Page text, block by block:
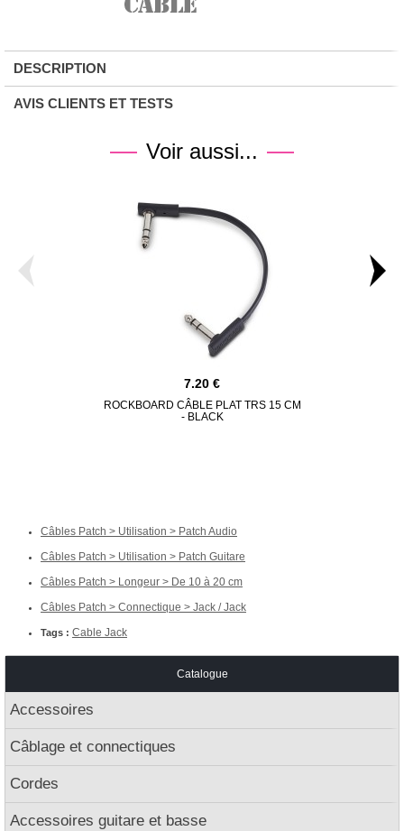
DESCRIPTION
AVIS CLIENTS ET TESTS
Voir aussi...
7.20
ROCKBOARD CÂBLE PLAT TRS 15 CM
- BLACK
Câbles Patch > Utilisation > Patch Audio
Câbles Patch > Utilisation > Patch Guitare
Câbles Patch > Longeur > De 10 à 20 cm
Câbles Patch > Connectique > Jack / Jack
Tags : Cable Jack
Catalogue
Accessoires
Câblage et connectiques
Cordes
Accessoires guitare et basse